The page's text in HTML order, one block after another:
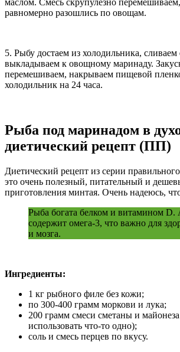
маслом. Смесь скрупулезно
равномерно разошлись по овощам.
5. Рыбу достаем из холодильника, сливаем
выкладываем к овощному маринаду.
перемешиваем, накрываем пищевой
холодильник на 24 часа.
Рыба под маринадом в
диетический рецепт (ПП)
Диетический рецепт из серии
это очень полезный, питательный и
приготовления минтая. Очень надеюсь,
Рыба богата белком и витамином D.
содержит омега-3, что важно для
и мозга.
Ингредиенты:
1 кг рыбного филе без кожи;
по 300-400 грамм моркови и лука;
200 грамм смеси сметаны и
использовать что-то одно);
соль и смесь перцев по вкусу.